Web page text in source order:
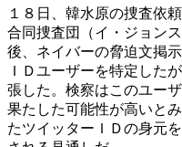
１８日、韓水原の捜査依
合同捜査団（イ・ジョン
後、ネイバーの脅迫文掲
ＩＤユーザーを特定した
張した。検察はこのユー
果たした可能性が高いと
たツイッターＩＤの身元